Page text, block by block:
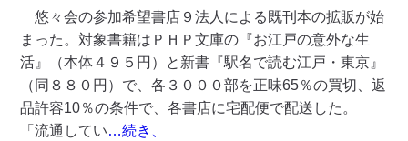
悠々会の参加希望書店９法人による既刊本の拡販が始
まった。対象書籍はＰＨＰ文庫の『お江戸の意外な生
活』（本体４９５円）と新書『駅名で読む江戸・東京』
（同８８０円）で、各３０００部を正味65％の買切、返
品許容10％の条件で、各書店に宅配便で配送した。
「流通してい…続き、